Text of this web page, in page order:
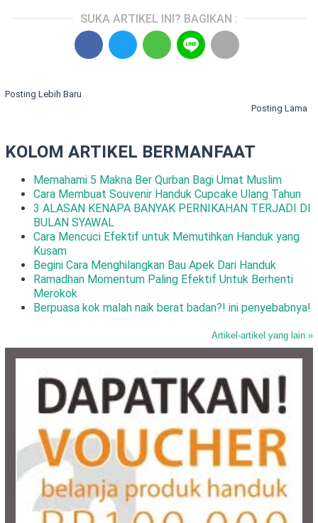
SUKA ARTIKEL INI? BAGIKAN :
Posting Lebih Baru
Posting Lama
KOLOM ARTIKEL BERMANFAAT
Memahami 5 Makna Ber Qurban Bagi Umat Muslim
Cara Membuat Souvenir Handuk Cupcake Ulang Tahun
3 ALASAN KENAPA BANYAK PERNIKAHAN TERJADI DI
BULAN SYAWAL
Cara Mencuci Efektif untuk Memutihkan Handuk yang
Kusam
Begini Cara Menghilangkan Bau Apek Dari Handuk
Ramadhan Momentum Paling Efektif Untuk Berhenti
Merokok
Berpuasa kok malah naik berat badan?! ini penyebabnya!
Artikel-artikel yang lain »